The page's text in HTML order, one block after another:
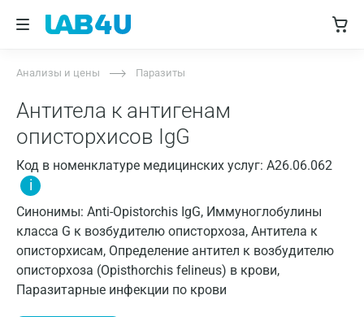
Анализы и цены Паразиты
Антитела к антигенам
описторхисов IgG
Код в номенклатуре медицинских услуг: A26.06.062
i
Синонимы: Anti-Opistorchis IgG, Иммуноглобулины
класса G к возбудителю описторхоза, Антитела к
описторхисам, Определение антител к возбудителю
описторхоза (Opisthorchis felineus) в крови,
Паразитарные инфекции по крови